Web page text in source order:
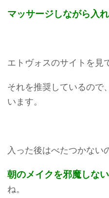
マッサージしながら入
エトヴォスのサイトを見
それを推奨しているので
います。
入った後はべたつかない
朝のメイクを邪魔しない
ね。